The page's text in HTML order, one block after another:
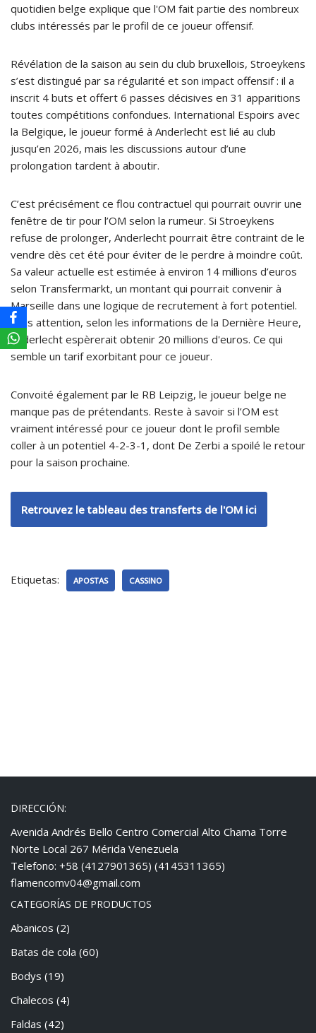
quotidien belge explique que l'OM fait partie des nombreux
clubs intéressés par le profil de ce joueur offensif.
Révélation de la saison au sein du club bruxellois, Stroeykens
s’est distingué par sa régularité et son impact offensif : il a
inscrit 4 buts et offert 6 passes décisives en 31 apparitions
toutes compétitions confondues. International Espoirs avec
la Belgique, le joueur formé à Anderlecht est lié au club
jusqu’en 2026, mais les discussions autour d’une
prolongation tardent à aboutir.
C’est précisément ce flou contractuel qui pourrait ouvrir une
fenêtre de tir pour l’OM selon la rumeur. Si Stroeykens
refuse de prolonger, Anderlecht pourrait être contraint de le
vendre dès cet été pour éviter de le perdre à moindre coût.
Sa valeur actuelle est estimée à environ 14 millions d’euros
selon Transfermarkt, un montant qui pourrait convenir à
Marseille dans une logique de recrutement à fort potentiel.
Mais attention, selon les informations de la Dernière Heure,
Anderlecht espèrerait obtenir 20 millions d'euros. Ce qui
semble un tarif exorbitant pour ce joueur.
Convoité également par le RB Leipzig, le joueur belge ne
manque pas de prétendants. Reste à savoir si l’OM est
vraiment intéressé pour ce joueur dont le profil semble
coller à un potentiel 4-2-3-1, dont De Zerbi a spoilé le retour
pour la saison prochaine.
Retrouvez le tableau des transferts de l'OM ici
Etiquetas: APOSTAS CASSINO
DIRECCIÓN:
Avenida Andrés Bello Centro Comercial Alto Chama Torre
Norte Local 267 Mérida Venezuela
Telefono: +58 (4127901365) (4145311365)
flamencomv04@gmail.com
CATEGORÍAS DE PRODUCTOS
Abanicos (2)
Batas de cola (60)
Bodys (19)
Chalecos (4)
Faldas (42)